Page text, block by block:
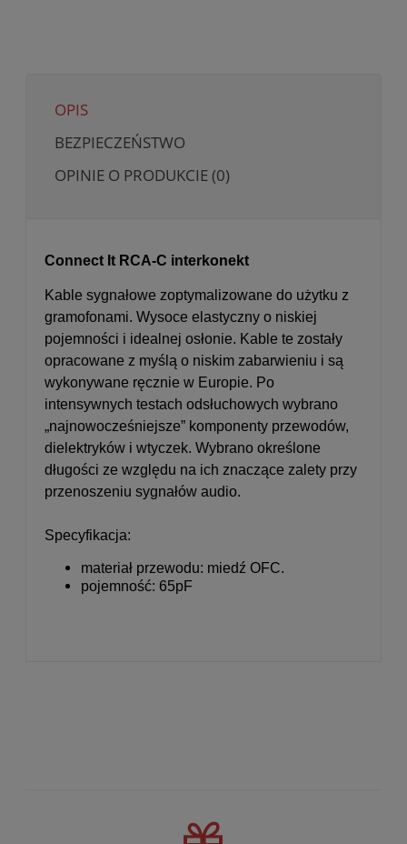
OPIS
BEZPIECZEŃSTWO
OPINIE O PRODUKCIE (0)
Connect It RCA-C interkonekt
Kable sygnałowe zoptymalizowane do użytku z
gramofonami. Wysoce elastyczny o niskiej
pojemności i idealnej osłonie. Kable te zostały
opracowane z myślą o niskim zabarwieniu i są
wykonywane ręcznie w Europie. Po
intensywnych testach odsłuchowych wybrano
„najnowocześniejsze” komponenty przewodów,
dielektryków i wtyczek. Wybrano określone
długości ze względu na ich znaczące zalety przy
przenoszeniu sygnałów audio.
Specyfikacja:
materiał przewodu: miedź OFC.
pojemność: 65pF